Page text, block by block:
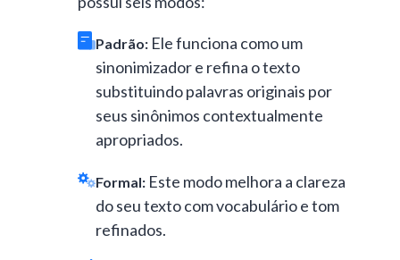
Padrão: Ele funciona como um
sinonimizador e refina o texto
substituindo palavras originais por
seus sinônimos contextualmente
apropriados.
Formal: Este modo melhora a clareza
do seu texto com vocabulário e tom
refinados.